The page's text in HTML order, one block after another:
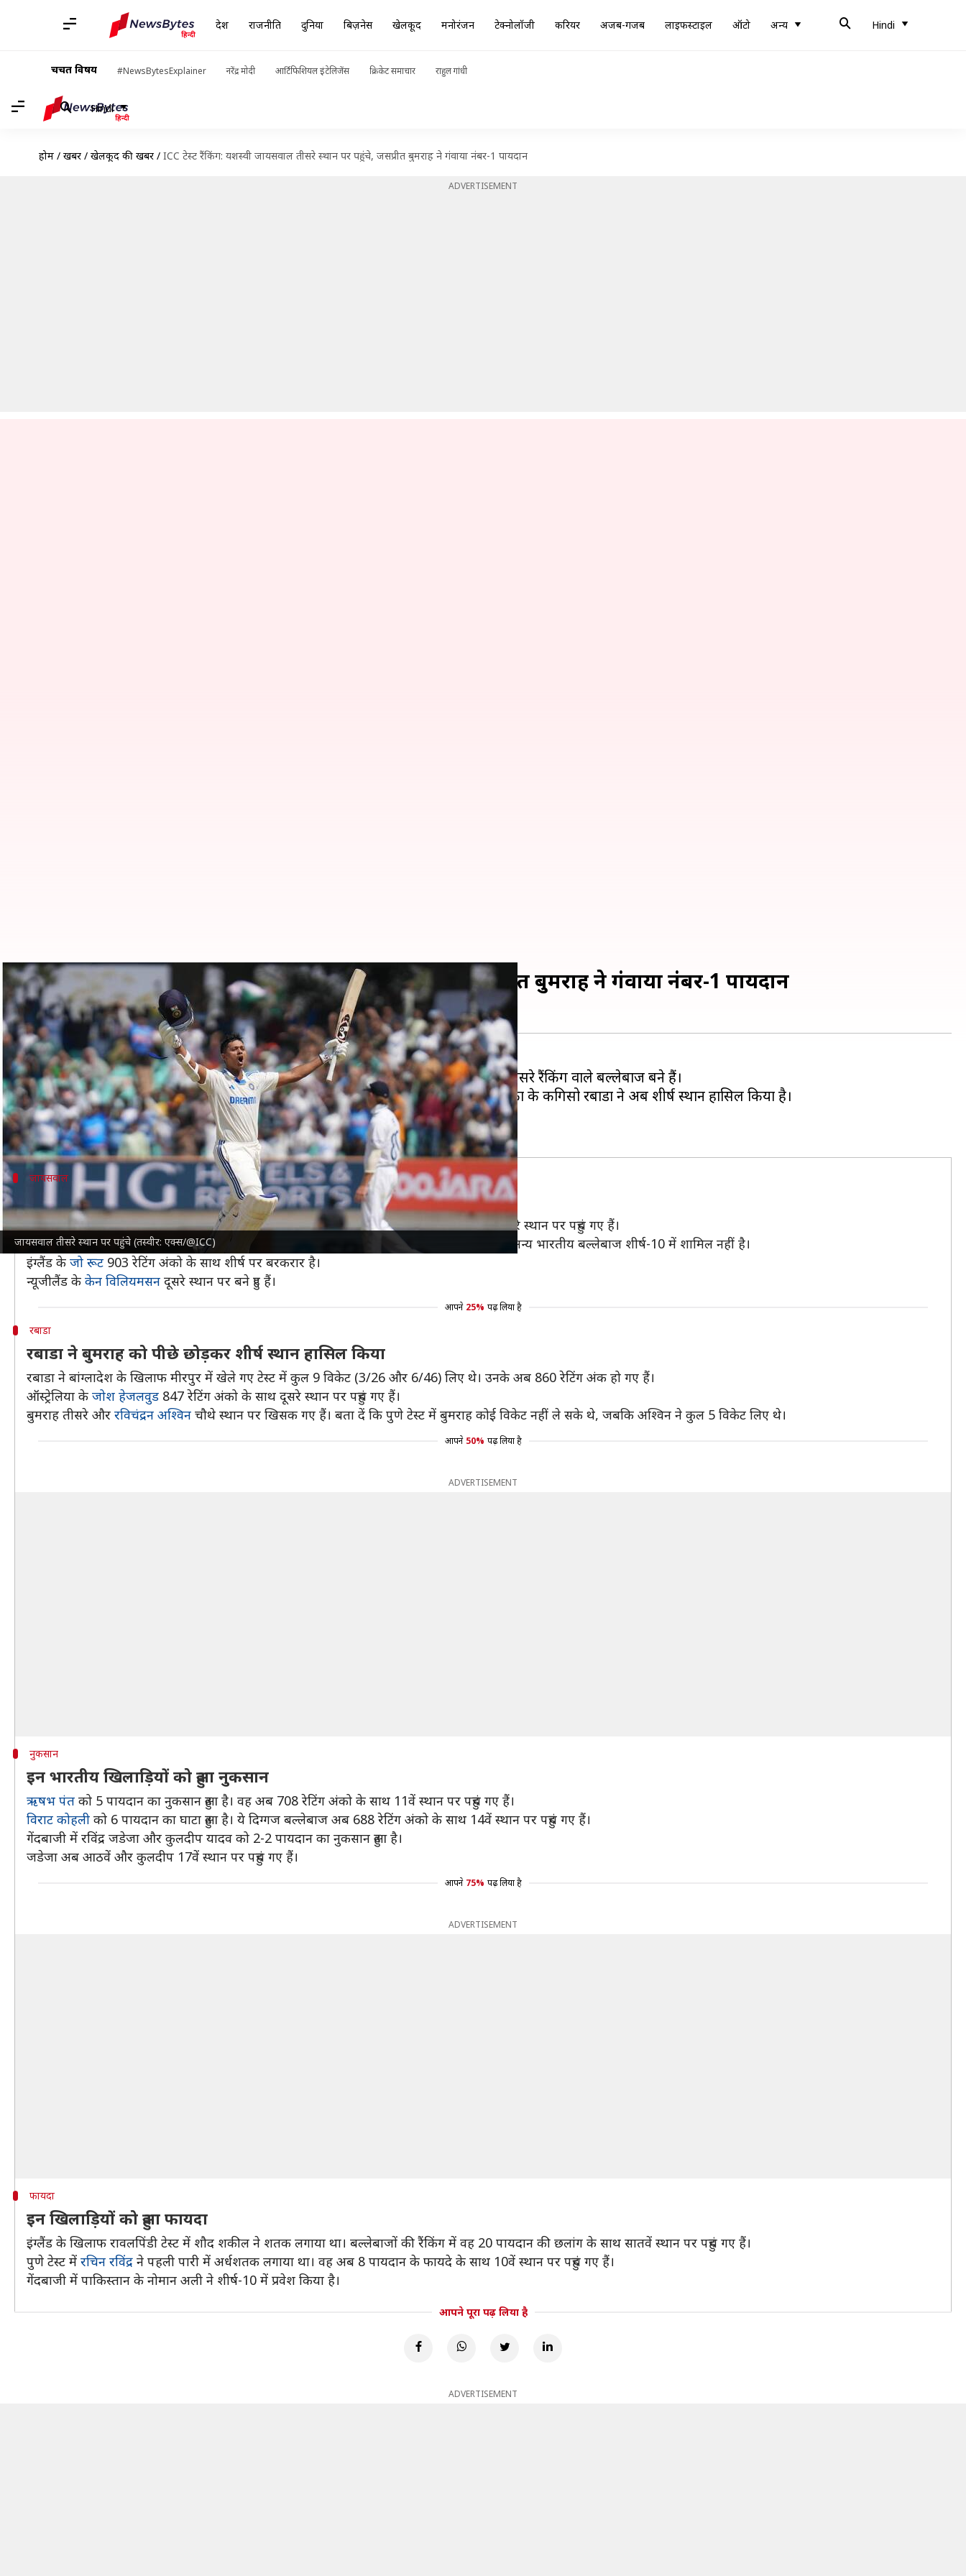
देश राजनीति दुनिया बिज़नेस खेलकूद मनोरंजन टेक्नोलॉजी करियर अजब-गजब लाइफस्टाइल ऑटो अन्य Hindi
चर्चित विषय #NewsBytesExplainer नरेंद्र मोदी आर्टिफिशियल इंटेलिजेंस क्रिकेट समाचार राहुल गांधी
Hindi
होम / खबरें / खेलकूद की खबरें / ICC टेस्ट रैंकिंग: यशस्वी जायसवाल तीसरे स्थान पर पहुंचे, जसप्रीत बुमराह ने गंवाया नंबर-1 पायदान
ADVERTISEMENT
जायसवाल तीसरे स्थान पर पहुंचे (तस्वीर: एक्स/@ICC)
ICC टेस्ट रैंकिंग: यशस्वी जायसवाल तीसरे स्थान पर पहुंचे, जसप्रीत बुमराह ने गंवाया नंबर-1 पायदान
लेखन अंकित पसबोला Oct 30, 2024 02:00 pm
क्या है खबर?
इंटरनेशनल क्रिकेट काउंसिल (ICC)द्वारा जारी ताजा टेस्ट रैंकिंग में भारत केयशस्वी जायसवालअब तीसरे रैंकिंग वाले बल्लेबाज बने हैं।
गेंदबाजी में जसप्रीत बुमराह ने अपने शीर्ष स्थान गंवाया है। बुमराह को पीछे छोड़ते हुए दक्षिण अफ्रीका के कगिसो रबाडा ने अब शीर्ष स्थान हासिल किया है।
हाल ही में रबाडा ने बांग्लादेश क्रिकेट टीम के खिलाफ टेस्ट में उम्दा प्रदर्शन किया था।
जायसवाल
जायसवाल को हुआ एक पायदान का फायदा
जायसवाल को एक पायदान का फायदा हुआ है। भारतीय युवा बल्लेबाज अब 790 रेटिंग अंको के साथ तीसरे स्थान पर पहुंच गए हैं।
उन्होंने न्यूजीलैंड के खिलाफ सीरीज के दूसरे टेस्ट में 30 और 77 रन के स्कोर किए थे। उनके अलावा कोई अन्य भारतीय बल्लेबाज शीर्ष-10 में शामिल नहीं है।
इंग्लैंड के जो रूट 903 रेटिंग अंको के साथ शीर्ष पर बरकरार है।
न्यूजीलैंड के केन विलियमसन दूसरे स्थान पर बने हुए हैं।
आपने 25% पढ़ लिया है
रबाडा
रबाडा ने बुमराह को पीछे छोड़कर शीर्ष स्थान हासिल किया
रबाडा ने बांग्लादेश के खिलाफ मीरपुर में खेले गए टेस्ट में कुल 9 विकेट (3/26 और 6/46) लिए थे। उनके अब 860 रेटिंग अंक हो गए हैं।
ऑस्ट्रेलिया के जोश हेजलवुड 847 रेटिंग अंको के साथ दूसरे स्थान पर पहुंच गए हैं।
बुमराह तीसरे और रविचंद्रन अश्विन चौथे स्थान पर खिसक गए हैं। बता दें कि पुणे टेस्ट में बुमराह कोई विकेट नहीं ले सके थे, जबकि अश्विन ने कुल 5 विकेट लिए थे।
आपने 50% पढ़ लिया है
ADVERTISEMENT
नुकसान
इन भारतीय खिलाड़ियों को हुआ नुकसान
ऋषभ पंत को 5 पायदान का नुकसान हुआ है। वह अब 708 रेटिंग अंको के साथ 11वें स्थान पर पहुंच गए हैं।
विराट कोहली को 6 पायदान का घाटा हुआ है। ये दिग्गज बल्लेबाज अब 688 रेटिंग अंको के साथ 14वें स्थान पर पहुंच गए हैं।
गेंदबाजी में रविंद्र जडेजा और कुलदीप यादव को 2-2 पायदान का नुकसान हुआ है।
जडेजा अब आठवें और कुलदीप 17वें स्थान पर पहुंच गए हैं।
आपने 75% पढ़ लिया है
ADVERTISEMENT
फायदा
इन खिलाड़ियों को हुआ फायदा
इंग्लैंड के खिलाफ रावलपिंडी टेस्ट में शौद शकील ने शतक लगाया था। बल्लेबाजों की रैंकिंग में वह 20 पायदान की छलांग के साथ सातवें स्थान पर पहुंच गए हैं।
पुणे टेस्ट में रचिन रविंद्र ने पहली पारी में अर्धशतक लगाया था। वह अब 8 पायदान के फायदे के साथ 10वें स्थान पर पहुंच गए हैं।
गेंदबाजी में पाकिस्तान के नोमान अली ने शीर्ष-10 में प्रवेश किया है।
आपने पूरा पढ़ लिया है
ADVERTISEMENT